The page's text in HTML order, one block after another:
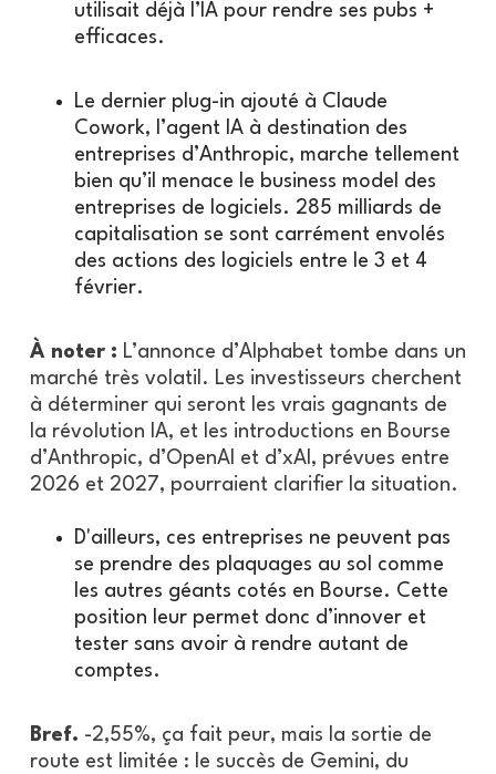
utilisait déjà l’IA pour rendre ses pubs +
efficaces.
Le dernier plug-in ajouté à Claude
Cowork, l’agent IA à destination des
entreprises d’Anthropic, marche tellement
bien qu’il menace le business model des
entreprises de logiciels. 285 milliards de
capitalisation se sont carrément envolés
des actions des logiciels entre le 3 et 4
février.
À noter : L’annonce d’Alphabet tombe dans un
marché très volatil. Les investisseurs cherchent
à déterminer qui seront les vrais gagnants de
la révolution IA, et les introductions en Bourse
d’Anthropic, d’OpenAI et d’xAI, prévues entre
2026 et 2027, pourraient clarifier la situation.
D'ailleurs, ces entreprises ne peuvent pas
se prendre des plaquages au sol comme
les autres géants cotés en Bourse. Cette
position leur permet donc d’innover et
tester sans avoir à rendre autant de
comptes.
Bref. -2,55%, ça fait peur, mais la sortie de
route est limitée : le succès de Gemini, du